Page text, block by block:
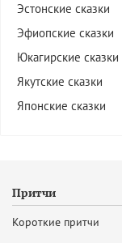
Эстонские сказки
Эфиопские сказки
Юкагирские сказки
Якутские сказки
Японские сказки
Притчи
Короткие притчи